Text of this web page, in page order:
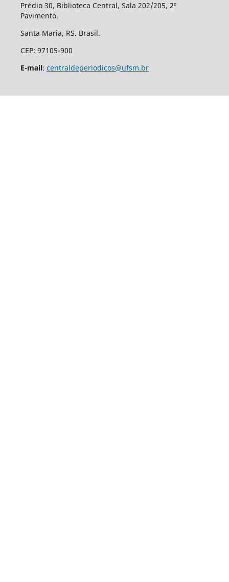
Prédio 30, Biblioteca Central, Sala 202/205, 2º
Pavimento.
Santa Maria, RS. Brasil.
CEP: 97105-900
E-mail: centraldeperiodicos@ufsm.br